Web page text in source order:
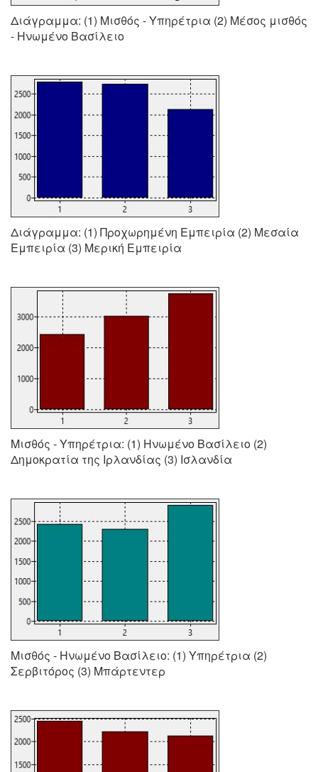
Διάγραμμα: (1) Μισθός - Υπηρέτρια (2) Μέσος μισθός
- Ηνωμένο Βασίλειο
Διάγραμμα: (1) Προχωρημένη Εμπειρία (2) Μεσαία
Εμπειρία (3) Μερική Εμπειρία
Μισθός - Υπηρέτρια: (1) Ηνωμένο Βασίλειο (2)
Δημοκρατία της Ιρλανδίας (3) Ισλανδία
Μισθός - Ηνωμένο Βασίλειο: (1) Υπηρέτρια (2)
Σερβιτόρος (3) Μπάρτεντερ